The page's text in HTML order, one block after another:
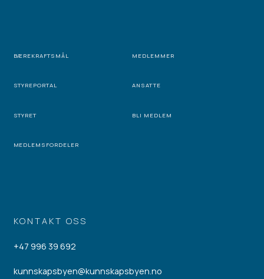
KONTAKT OSS
+47 996 39 692
kunnskapsbyen@kunnskapsbyen.no
BÆREKRAFTSMÅL MEDLEMMER
STYREPORTAL ANSATTE
STYRET BLI MEDLEM
MEDLEMSFORDELER